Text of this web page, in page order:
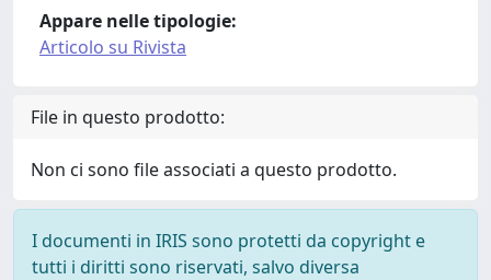
Appare nelle tipologie:
Articolo su Rivista
File in questo prodotto:
Non ci sono file associati a questo prodotto.
I documenti in IRIS sono protetti da copyright e
tutti i diritti sono riservati, salvo diversa